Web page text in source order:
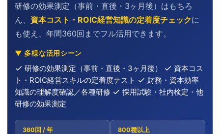
研修の効果測定（事前・直後・3ヶ月後）はもちろ
ん、 資本コスト・ROIC経営知識の定着度チェックに
も使え、年間360回までフル活用できます。
▼ 多様な活用シーン
研修の効果測定（事前・直後・3ヶ月後）
資本コス
ト・ROIC経営スキルの定着度テスト
財務・資本効率
知識の理解度確認／各種研修
採用試験・社内検定・他
研修の効果測定
360回 / 年 800種以上